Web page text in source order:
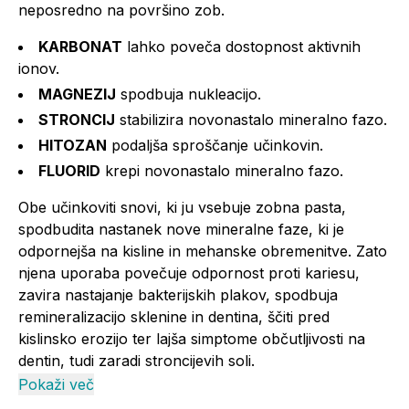
neposredno na površino zob.
KARBONAT lahko poveča dostopnost aktivnih
ionov.
MAGNEZIJ spodbuja nukleacijo.
STRONCIJ stabilizira novonastalo mineralno fazo.
HITOZAN podaljša sproščanje učinkovin.
FLUORID krepi novonastalo mineralno fazo.
Obe učinkoviti snovi, ki ju vsebuje zobna pasta,
spodbudita nastanek nove mineralne faze, ki je
odpornejša na kisline in mehanske obremenitve. Zato
njena uporaba povečuje odpornost proti kariesu,
zavira nastajanje bakterijskih plakov, spodbuja
remineralizacijo sklenine in dentina, ščiti pred
kislinsko erozijo ter lajša simptome občutljivosti na
dentin, tudi zaradi stroncijevih soli.
Pokaži več